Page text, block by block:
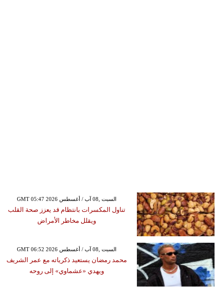
GMT 05:47 2026 السبت ,08 آب / أغسطس
تناول المكسرات بانتظام قد يعزز صحة القلب
ويقلل مخاطر الأمراض
GMT 06:52 2026 السبت ,08 آب / أغسطس
محمد رمضان يستعيد ذكرياته مع عمر الشريف
ويهدي «عشماوي» إلى روحه